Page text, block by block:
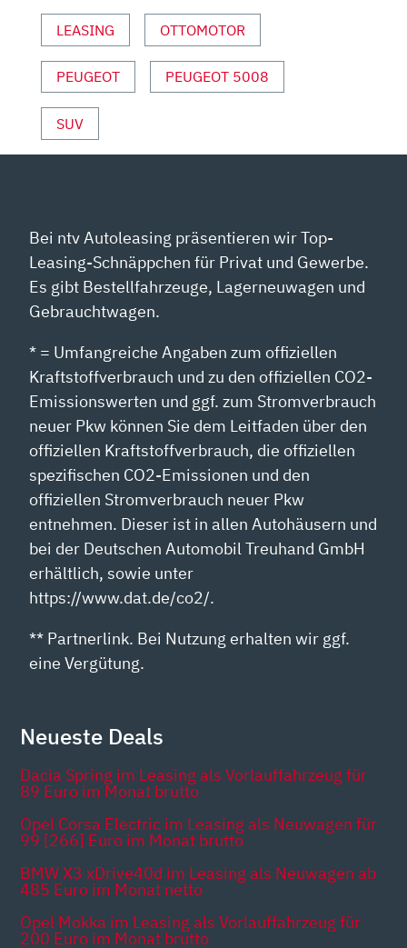
UND
SPORT“
YOUTUBE
ANZEIGEN
LEASING OTTOMOTOR
PEUGEOT PEUGEOT 5008
SUV
Bei ntv Autoleasing präsentieren wir Top-
Leasing-Schnäppchen für Privat und Gewerbe.
Es gibt Bestellfahrzeuge, Lagerneuwagen und
Gebrauchtwagen.
* = Umfangreiche Angaben zum offiziellen
Kraftstoffverbrauch und zu den offiziellen CO2-
Emissionswerten und ggf. zum Stromverbrauch
neuer Pkw können Sie dem Leitfaden über den
offiziellen Kraftstoffverbrauch, die offiziellen
spezifischen CO2-Emissionen und den
offiziellen Stromverbrauch neuer Pkw
entnehmen. Dieser ist in allen Autohäusern und
bei der Deutschen Automobil Treuhand GmbH
erhältlich, sowie unter
https://www.dat.de/co2/.
** Partnerlink. Bei Nutzung erhalten wir ggf.
eine Vergütung.
Neueste Deals
Dacia Spring im Leasing als Vorlauffahrzeug für
89 Euro im Monat brutto
Opel Corsa Electric im Leasing als Neuwagen für
99 [266] Euro im Monat brutto
BMW X3 xDrive40d im Leasing als Neuwagen ab
485 Euro im Monat netto
Opel Mokka im Leasing als Vorlauffahrzeug für
200 Euro im Monat brutto